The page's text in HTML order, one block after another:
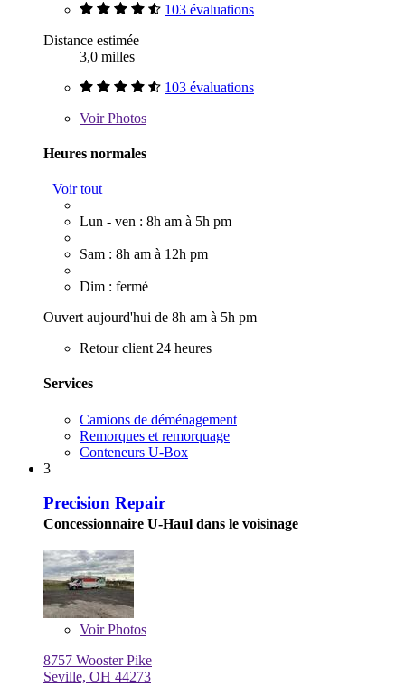
103 évaluations
Distance estimée
3,0 milles
103 évaluations
VoirPhotos
Heures normales
Voir tout
Lun - ven : 8h am à 5h pm
Sam : 8h am à 12h pm
Dim : fermé
Ouvert aujourd'hui de 8h am à 5h pm
Retour client 24 heures
Services
Camions de déménagement
Remorques et remorquage
Conteneurs U-Box
3
Precision Repair
Concessionnaire U-Haul dans le voisinage
VoirPhotos
8757 Wooster Pike
Seville, OH 44273